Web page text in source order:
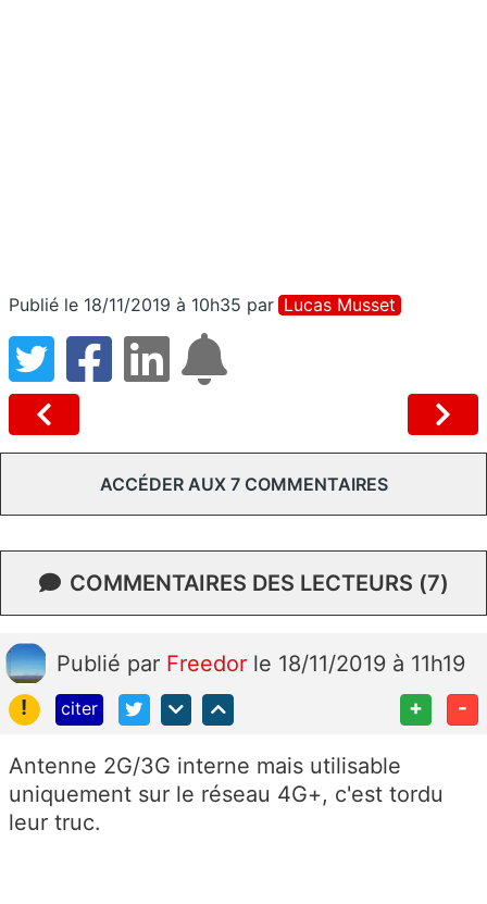
Publié le 18/11/2019 à 10h35 par Lucas Musset
ACCÉDER AUX 7 COMMENTAIRES
COMMENTAIRES DES LECTEURS (7)
Publié par Freedor le 18/11/2019 à 11h19
!
citer + -
Antenne 2G/3G interne mais utilisable
uniquement sur le réseau 4G+, c'est tordu
leur truc.